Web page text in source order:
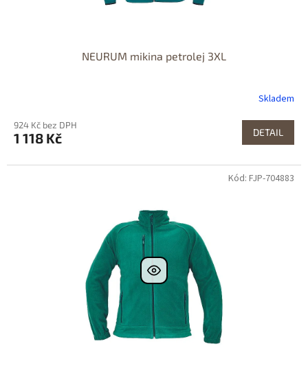
NEURUM mikina petrolej 3XL
Skladem
924 Kč bez DPH
1 118 Kč DETAIL
Kód: FJP-704883